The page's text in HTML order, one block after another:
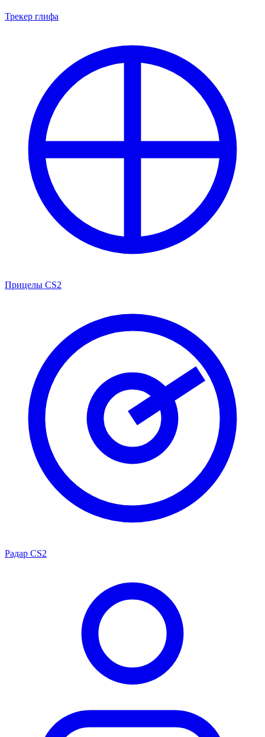
Трекер глифа
Прицелы CS2
Радар CS2